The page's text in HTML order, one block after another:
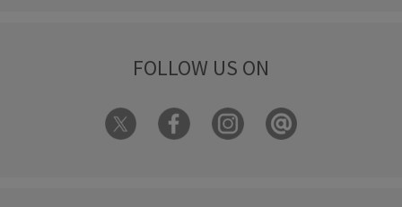
FOLLOW US ON